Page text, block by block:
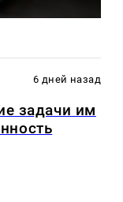
6 дней назад
задачи им